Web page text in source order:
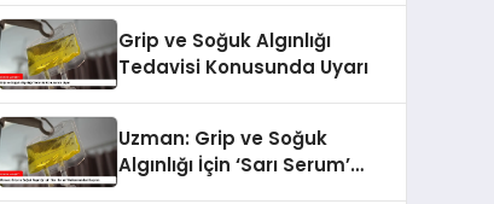
Tarafından Yanıtlandı
Grip ve Soğuk Algınlığı
Tedavisi Konusunda Uyarı
Uzman: Grip ve Soğuk
Algınlığı İçin ‘Sarı Serum’